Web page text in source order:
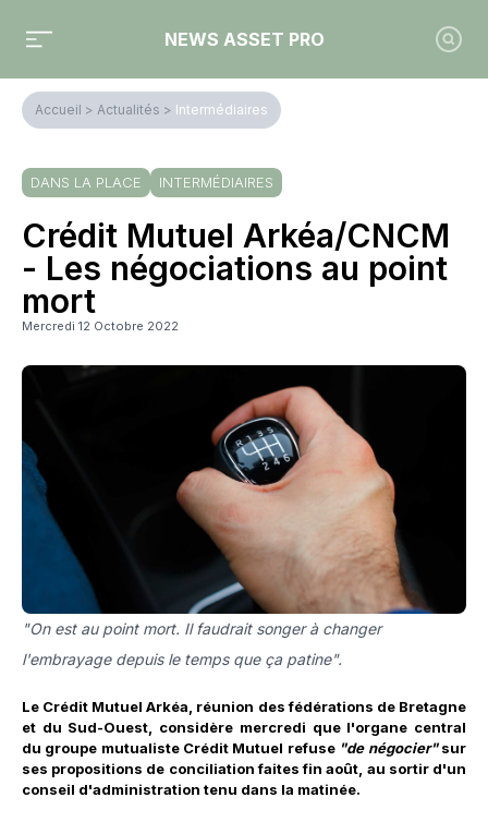
NEWS ASSET PRO
Accueil > Actualités > Intermédiaires
DANS LA PLACE INTERMÉDIAIRES
Crédit Mutuel Arkéa/CNCM
- Les négociations au point
mort
Mercredi 12 Octobre 2022
"On est au point mort. Il faudrait songer à changer
l'embrayage depuis le temps que ça patine".
Le Crédit Mutuel Arkéa, réunion des fédérations de Bretagne
et du Sud-Ouest, considère mercredi que l'organe central
du groupe mutualiste Crédit Mutuel refuse "de négocier"sur
ses propositions de conciliation faites fin août, au sortir d'un
conseil d'administration tenu dans la matinée.